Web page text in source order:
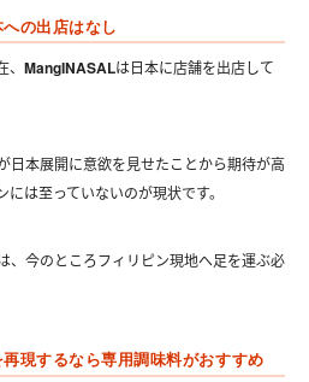
の出店はなし
MangINASALは日本に店舗を出店して
日本展開に意欲を見せたことから期待が高
は至っていないのが現状です。
、今のところフィリピン現地へ足を運ぶ必
現するなら専用調味料がおすすめ